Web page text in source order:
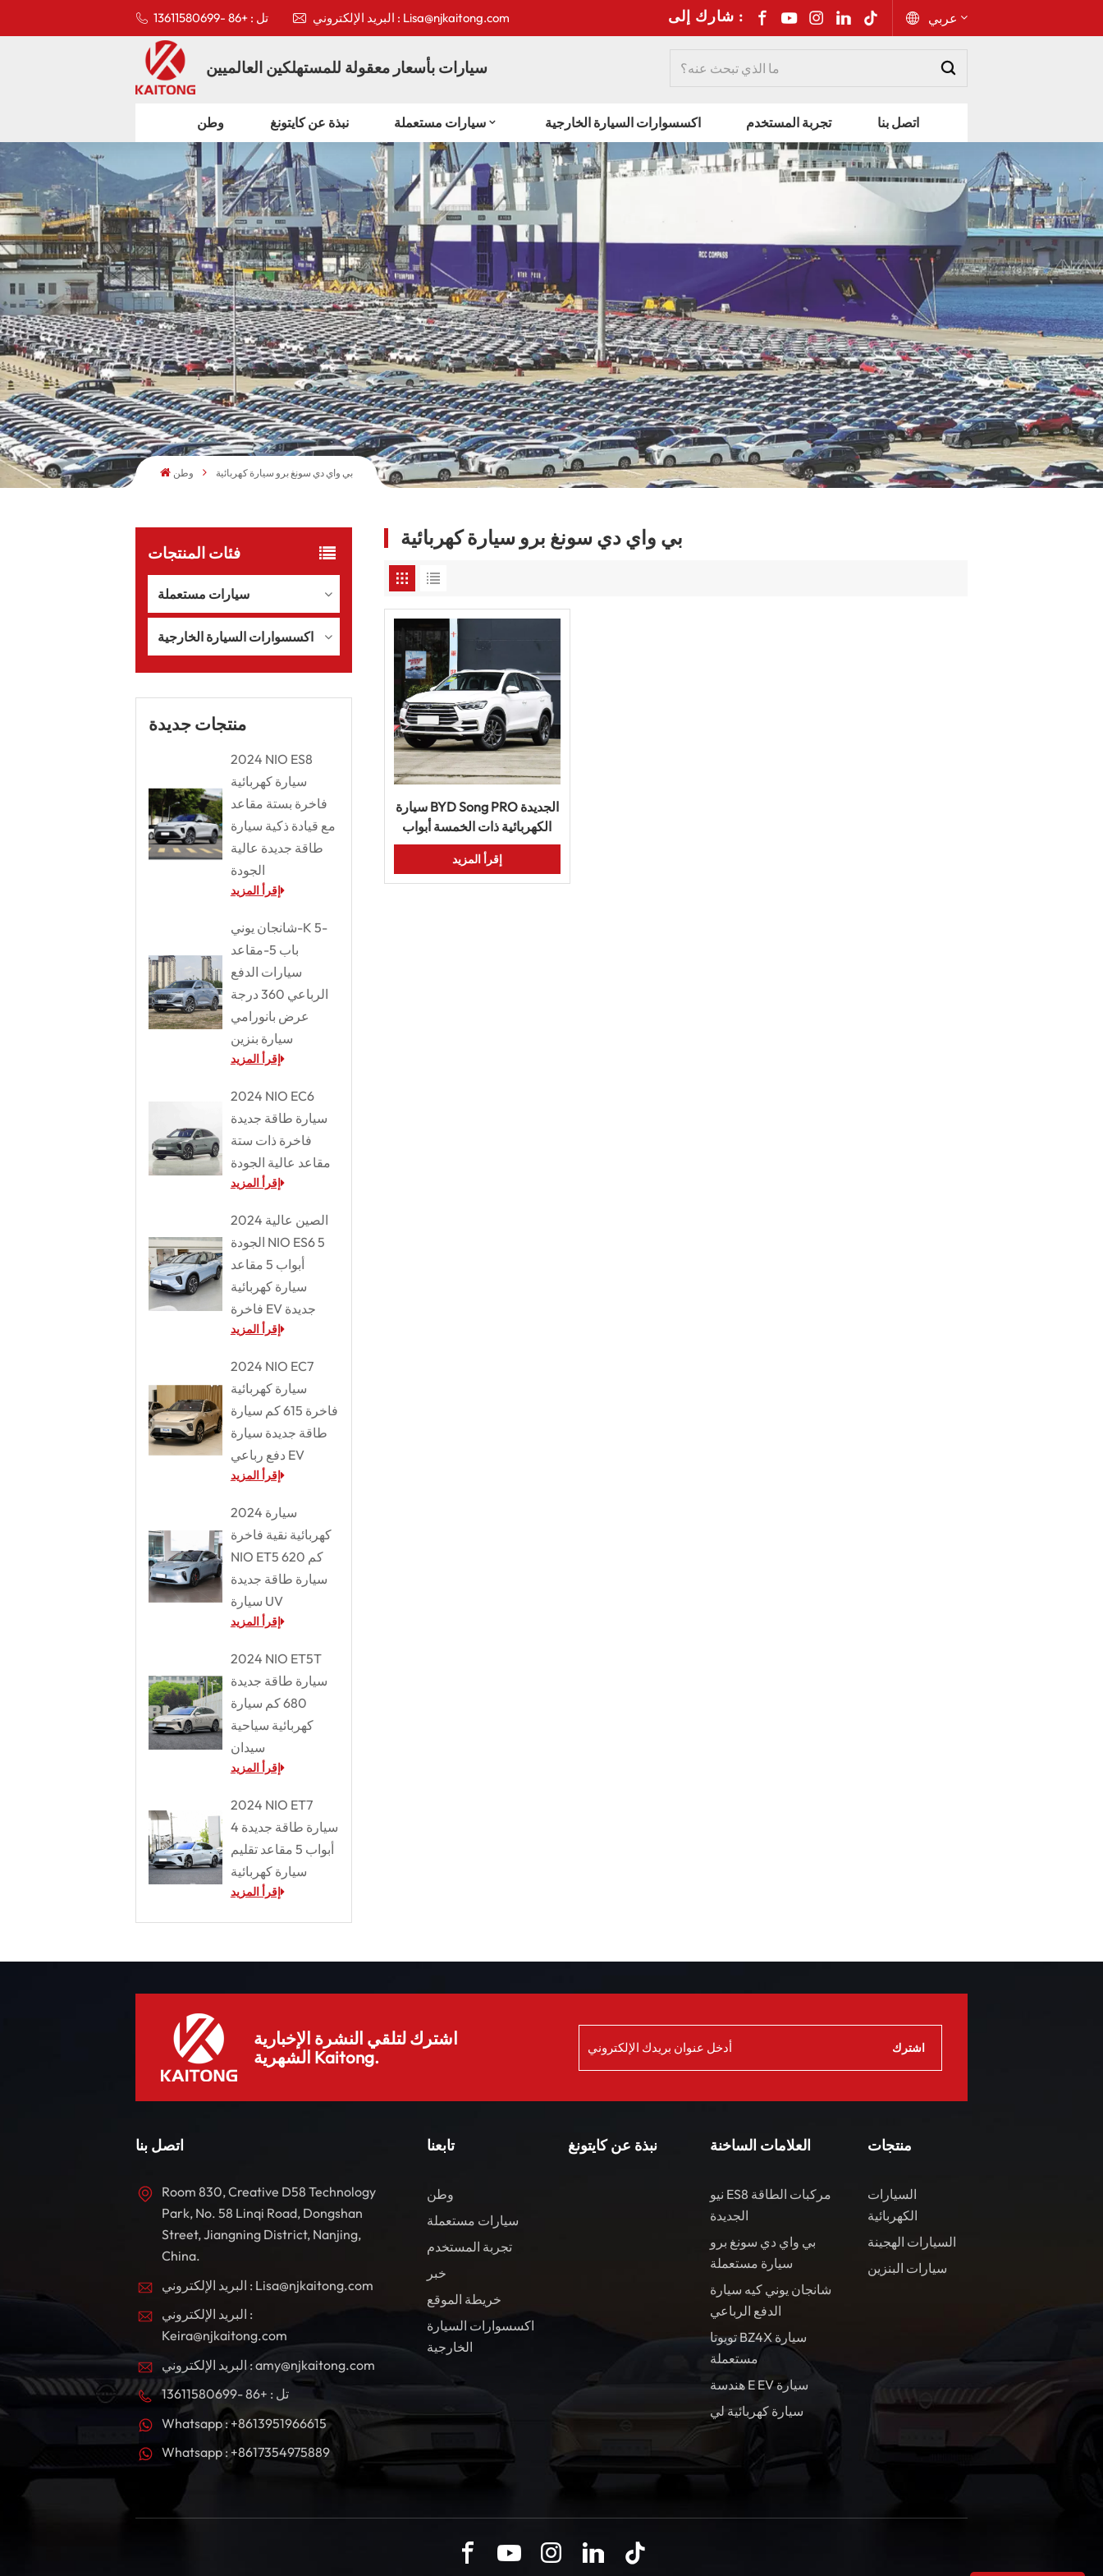
تل : +86 -13611580699 البريد الإلكتروني : Lisa@njkaitong.com شارك إلى : عربي
Русский
Español
Português
عربي
kiswahili
سيارات بأسعار معقولة للمستهلكين العالميين
وطن نبذة عن كايتونغ سيارات مستعملة اكسسوارات السيارة الخارجية تجربة المستخدم اتصل بنا
وطن بي واي دي سونغ برو سيارة كهربائية
فئات المنتجات
سيارات مستعملة
اكسسوارات السيارة الخارجية
منتجات جديدة
2024 NIO ES8
سيارة كهربائية
فاخرة بستة مقاعد
مع قيادة ذكية سيارة
طاقة جديدة عالية
الجودة
إقرأ المزيد
شانجان يوني-K 5-
باب 5-مقاعد
سيارات الدفع
الرباعي 360 درجة
عرض بانورامي
سيارة بنزين
إقرأ المزيد
2024 NIO EC6
سيارة طاقة جديدة
فاخرة ذات ستة
مقاعد عالية الجودة
إقرأ المزيد
2024 الصين عالية
الجودة NIO ES6 5
أبواب 5 مقاعد
سيارة كهربائية
فاخرة EV جديدة
إقرأ المزيد
2024 NIO EC7
سيارة كهربائية
فاخرة 615 كم سيارة
طاقة جديدة سيارة
دفع رباعي EV
إقرأ المزيد
2024 سيارة
كهربائية نقية فاخرة
NIO ET5 620 كم
سيارة طاقة جديدة
سيارة UV
إقرأ المزيد
2024 NIO ET5T
سيارة طاقة جديدة
680 كم سيارة
كهربائية سياحية
سيدان
إقرأ المزيد
2024 NIO ET7
سيارة طاقة جديدة 4
أبواب 5 مقاعد تقليم
سيارة كهربائية
إقرأ المزيد
بي واي دي سونغ برو سيارة كهربائية
سيارة BYD Song PRO الجديدة
الكهربائية ذات الخمسة أبواب
والخمسة مقاعد بسعر المصنع
لعام 2024
إقرأ المزيد
اشترك لتلقي النشرة الإخبارية
الشهرية Kaitong.
اتصل بنا
Room 830, Creative D58 Technology
Park, No. 58 Linqi Road, Dongshan
Street, Jiangning District, Nanjing,
China.
البريد الإلكتروني : Lisa@njkaitong.com
البريد الإلكتروني :
Keira@njkaitong.com
البريد الإلكتروني : amy@njkaitong.com
تل : +86 -13611580699
Whatsapp : +8613951966615
Whatsapp : +8617354975889
تابعنا
وطن
سيارات مستعملة
تجربة المستخدم
خبر
خريطة الموقع
اكسسوارات السيارة
الخارجية
نبذة عن كايتونغ العلامات الساخنة
نيو ES8 مركبات الطاقة
الجديدة
بي واي دي سونغ برو
سيارة مستعملة
شانجان يوني كيه سيارة
الدفع الرباعي
تويوتا BZ4X سيارة
مستعملة
هندسة E EV سيارة
سيارة كهربائية لي
منتجات
السيارات
الكهربائية
السيارات الهجينة
سيارات البنزين